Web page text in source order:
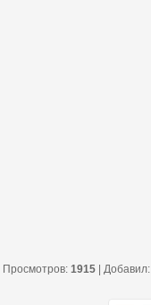
Просмотров: 1915 Добавил: